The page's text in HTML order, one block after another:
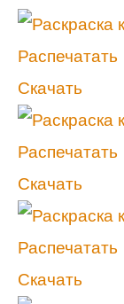
Распечатать
Скачать
Распечатать
Скачать
Распечатать
Скачать